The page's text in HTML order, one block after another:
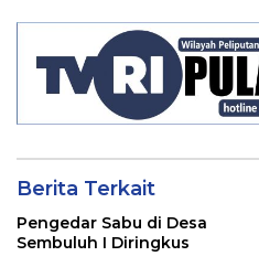
Berita Terkait
Pengedar Sabu di Desa
Sembuluh I Diringkus